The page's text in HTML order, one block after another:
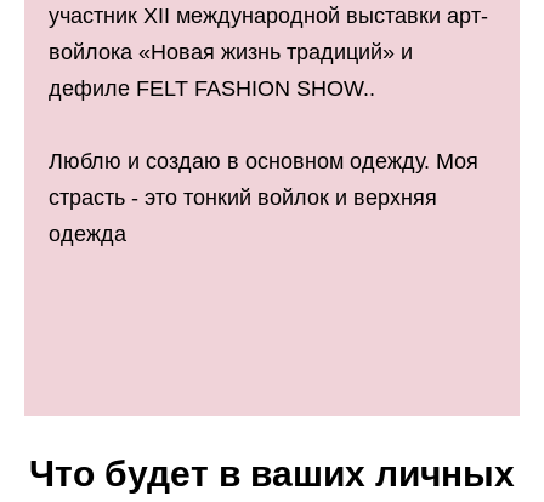
участник XII международной выставки арт-
войлока «Новая жизнь традиций» и
дефиле FELT FASHION SHOW..
Люблю и создаю в основном одежду. Моя
страсть - это тонкий войлок и верхняя
одежда
Что будет в ваших личных